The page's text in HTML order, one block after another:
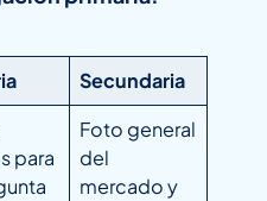
Secundaria
para
Foto general
del
mercado y